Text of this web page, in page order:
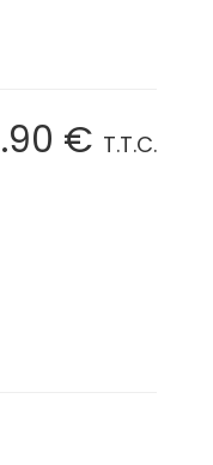
.90 € T.T.C.